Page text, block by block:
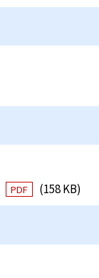
PDF (158 KB)